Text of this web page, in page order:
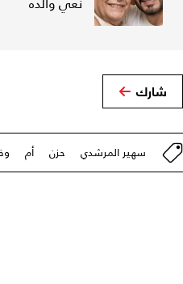
شارك
سهير المرشدي حزن أم